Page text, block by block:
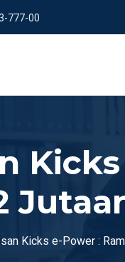
777-00
Kicks e-Power :